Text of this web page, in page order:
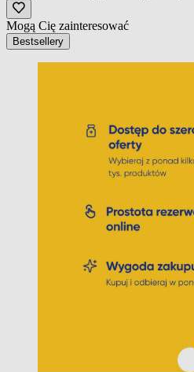
Mogą Cię zainteresować
Bestsellery